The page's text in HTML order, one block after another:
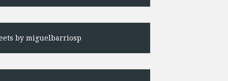
by miguelbarriosp